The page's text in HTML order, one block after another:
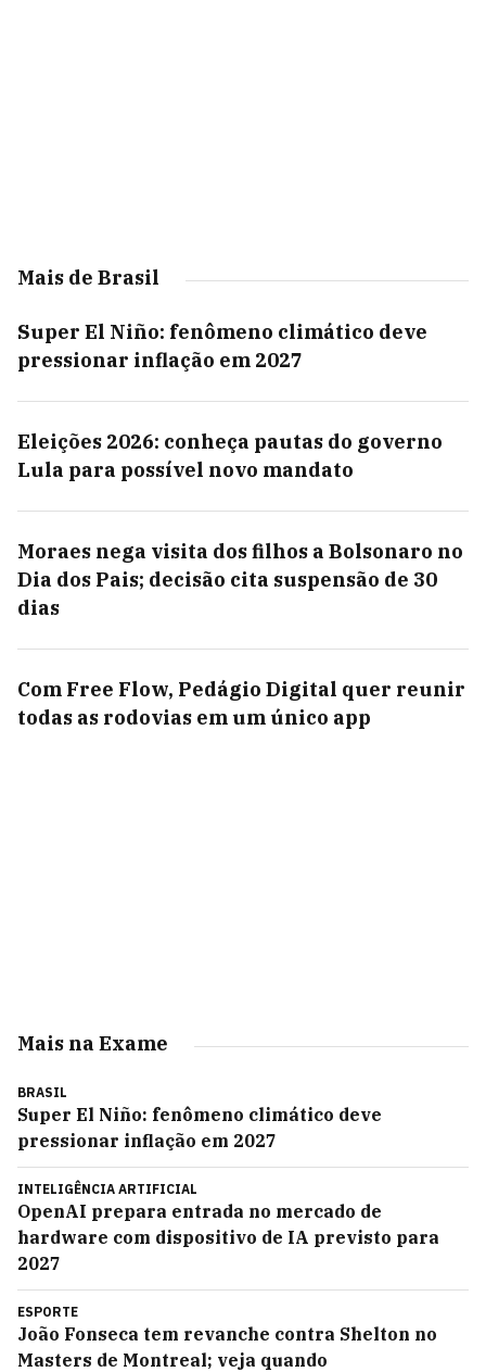
Mais de Brasil
Super El Niño: fenômeno climático deve
pressionar inflação em 2027
Eleições 2026: conheça pautas do governo
Lula para possível novo mandato
Moraes nega visita dos filhos a Bolsonaro no
Dia dos Pais; decisão cita suspensão de 30
dias
Com Free Flow, Pedágio Digital quer reunir
todas as rodovias em um único app
Mais na Exame
BRASIL
Super El Niño: fenômeno climático deve
pressionar inflação em 2027
INTELIGÊNCIA ARTIFICIAL
OpenAI prepara entrada no mercado de
hardware com dispositivo de IA previsto para
2027
ESPORTE
João Fonseca tem revanche contra Shelton no
Masters de Montreal; veja quando